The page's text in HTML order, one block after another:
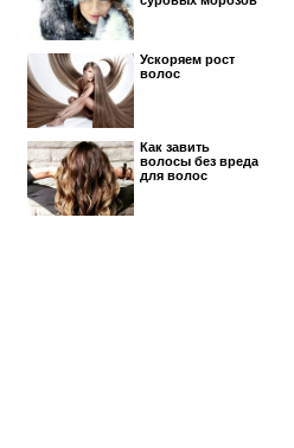
Ускоряем рост
волос
Как завить
волосы без вреда
для волос